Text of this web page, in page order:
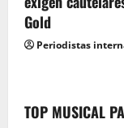
Gold
Periodistas
TOP MUSICAL